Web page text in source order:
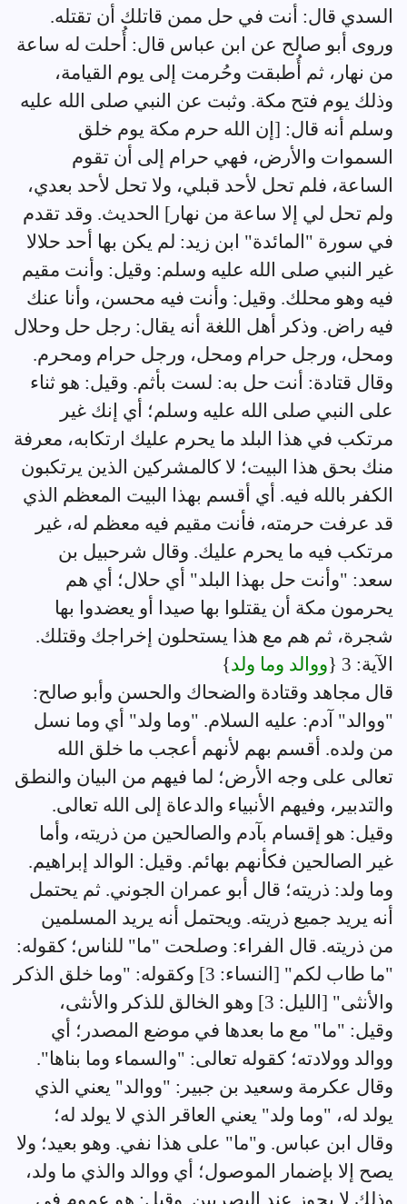
السدي قال: أنت في حل ممن قاتلك أن تقتله.
وروى أبو صالح عن ابن عباس قال: أُحلت له ساعة
من نهار، ثم أُطبقت وحُرمت إلى يوم القيامة،
وذلك يوم فتح مكة. وثبت عن النبي صلى الله عليه
وسلم أنه قال: [إن الله حرم مكة يوم خلق
السموات والأرض، فهي حرام إلى أن تقوم
الساعة، فلم تحل لأحد قبلي، ولا تحل لأحد بعدي،
ولم تحل لي إلا ساعة من نهار] الحديث. وقد تقدم
في سورة "المائدة" ابن زيد: لم يكن بها أحد حلالا
غير النبي صلى الله عليه وسلم: وقيل: وأنت مقيم
فيه وهو محلك. وقيل: وأنت فيه محسن، وأنا عنك
فيه راض. وذكر أهل اللغة أنه يقال: رجل حل وحلال
ومحل، ورجل حرام ومحل، ورجل حرام ومحرم.
وقال قتادة: أنت حل به: لست بأثم. وقيل: هو ثناء
على النبي صلى الله عليه وسلم؛ أي إنك غير
مرتكب في هذا البلد ما يحرم عليك ارتكابه، معرفة
منك بحق هذا البيت؛ لا كالمشركين الذين يرتكبون
الكفر بالله فيه. أي أقسم بهذا البيت المعظم الذي
قد عرفت حرمته، فأنت مقيم فيه معظم له، غير
مرتكب فيه ما يحرم عليك. وقال شرحبيل بن
سعد: "وأنت حل بهذا البلد" أي حلال؛ أي هم
يحرمون مكة أن يقتلوا بها صيدا أو يعضدوا بها
شجرة، ثم هم مع هذا يستحلون إخراجك وقتلك.
الآية: 3 {
ووالد وما ولد}
قال مجاهد وقتادة والضحاك والحسن وأبو صالح:
"ووالد" آدم: عليه السلام. "وما ولد" أي وما نسل
من ولده. أقسم بهم لأنهم أعجب ما خلق الله
تعالى على وجه الأرض؛ لما فيهم من البيان والنطق
والتدبير، وفيهم الأنبياء والدعاة إلى الله تعالى.
وقيل: هو إقسام بآدم والصالحين من ذريته، وأما
غير الصالحين فكأنهم بهائم. وقيل: الوالد إبراهيم.
وما ولد: ذريته؛ قال أبو عمران الجوني. ثم يحتمل
أنه يريد جميع ذريته. ويحتمل أنه يريد المسلمين
من ذريته. قال الفراء: وصلحت "ما" للناس؛ كقوله:
"ما طاب لكم" [النساء: 3] وكقوله: "وما خلق الذكر
والأنثى" [الليل: 3] وهو الخالق للذكر والأنثى،
وقيل: "ما" مع ما بعدها في موضع المصدر؛ أي
ووالد وولادته؛ كقوله تعالى: "والسماء وما بناها".
وقال عكرمة وسعيد بن جبير: "ووالد" يعني الذي
يولد له، "وما ولد" يعني العاقر الذي لا يولد له؛
وقال ابن عباس. و"ما" على هذا نفي. وهو بعيد؛ ولا
يصح إلا بإضمار الموصول؛ أي ووالد والذي ما ولد،
وذلك لا يجوز عند البصريين. وقيل: هو عموم في